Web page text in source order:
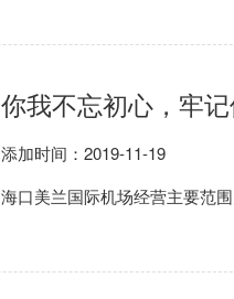
你我不忘初心，
添加时间：2019-11-19
海口美兰国际机场经营主要范围